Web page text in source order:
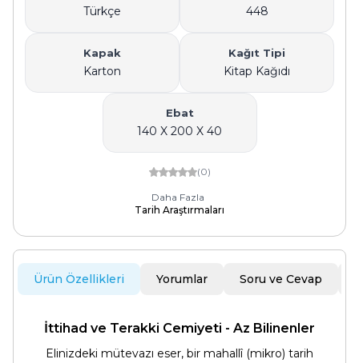
Türkçe 448
Kapak
Karton
Kağıt Tipi
Kitap Kağıdı
Ebat
140 X 200 X 40
(0)
Daha Fazla
Tarih Araştırmaları
Ürün Özellikleri Yorumlar Soru ve Cevap
İttihad ve Terakki Cemiyeti - Az Bilinenler
Elinizdeki mütevazı eser, bir mahallî (mikro) tarih